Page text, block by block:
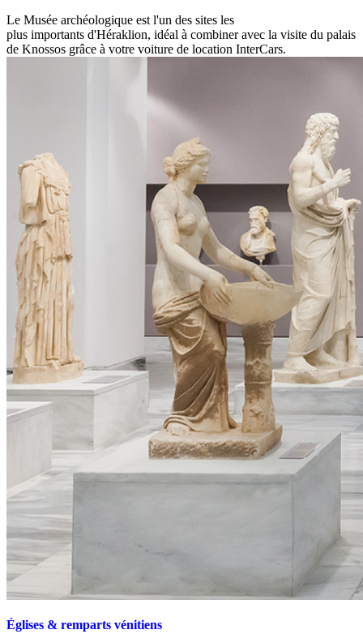
Le Musée archéologique est l'un des sites les
plus importants d'Héraklion, idéal à combiner avec la visite du palais
de Knossos grâce à votre voiture de location InterCars.
Églises & remparts vénitiens